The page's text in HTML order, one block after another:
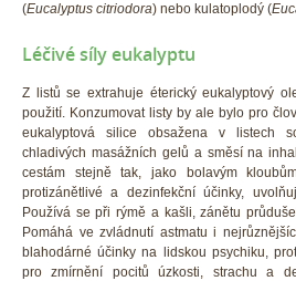
(Eucalyptus citriodora) nebo kulatoplodý (
Léčivé síly eukalyptu
Z listů se extrahuje éterický eukalyptový
použití. Konzumovat listy by ale bylo pro
eukalyptová silice obsažena v listech
chladivých masážních gelů a směsí na
cestám stejně tak, jako bolavým
protizánětlivé a dezinfekční účinky,
Používá se při rýmě a kašli, zánětu
Pomáhá ve zvládnutí astmatu i
blahodárné účinky na lidskou psychiku,
pro zmírnění pocitů úzkosti, strachu a